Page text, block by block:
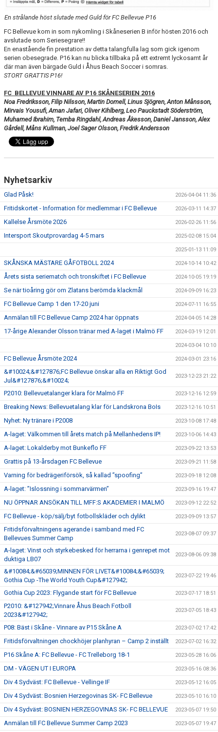
KLÄDBESTÄLLNING
SPONSORER
KLUBBMAGASIN
PROVTRÄNING
SKADEBEHANDLING
VÄRDEGRUND
SUPPORTERPRYLAR
DOMARE
GYMKORT NORDIC WELLNESS
FYSTRÄNING
POLICY SOCIALA MEDIER
FRITIDSKORTET 2026
En strålande höst slutade med Guld för FC Bellevue P16
FC Bellevue kom in som nykomling i Skåneserien B inför hösten 2016 och
avslutade som Seriesegrare!!
En enastående fin prestation av detta talangfulla lag som gick igenom
serien obesegrade. P16 kan nu blicka tillbaka på ett extremt lyckosamt år
där man även bärgade Guld i Åhus Beach Soccer i somras.
STORT GRATTIS P16!
FC BELLEVUE VINNARE AV P16 SKÅNESERIEN 2016
Noa Fredriksson, Filip Nilsson, Martin Domell, Linus Sjögren, Anton Månsson,
Mirvais Yousufi, Aman Jafari, Oliver Kihlberg, Leo Pauckstadt Söderström,
Muhamed Ibrahim, Temba Ringdahl, Andreas Åkesson, Daniel Jansson, Alex
Gårdell, Måns Kullman, Joel Sager Olsson, Fredrik Andersson
Nyhetsarkiv
Glad Påsk! 2026-04-04 11:36
Fritidskortet - Information för medlemmar i FC Bellevue 2026-03-11 14:37
Kallelse Årsmöte 2026 2026-02-26 11:56
Intersport Skoutprovardag 4-5 mars 2025-02-08 15:04
2025-01-13 11:09
SKÅNSKA MÄSTARE GÅFOTBOLL 2024 2024-10-14 10:42
Årets sista seriematch och tronskiftet i FC Bellevue 2024-10-05 19:19
Se när tioåring gör om Zlatans berömda klackmål 2024-09-09 16:23
FC Bellevue Camp 1 den 17-20 juni 2024-07-11 16:55
Anmälan till FC Bellevue Camp 2024 har öppnats 2024-04-05 14:28
17-årige Alexander Olsson tränar med A-laget i Malmö FF 2024-03-19 12:01
2024-03-04 10:10
FC Bellevue Årsmöte 2024 2024-03-01 23:16
&#10024;&#127876;FC Bellevue önskar alla en Riktigt God
Jul&#127876;&#10024;
2023-12-23 21:22
P2010: Bellevuetalanger klara för Malmö FF 2023-12-16 12:59
Breaking News: Bellevuetalang klar för Landskrona BoIs 2023-12-16 10:51
Nyhet: Ny tränare i P2008 2023-10-08 17:48
A-laget: Välkommen till årets match på Mellanhedens IP! 2023-10-06 14:43
A-laget: Lokalderby mot Bunkeflo FF 2023-09-22 13:53
Grattis på 13-årsdagen FC Bellevue 2023-09-21 11:58
Varning för bedrägeriförsök, så kallad ”spoofing” 2023-09-18 12:08
A-laget: ”Islossning i sommarvärmen” 2023-09-16 19:47
NU ÖPPNAR ANSÖKAN TILL MFF:S AKADEMIER I MALMÖ 2023-09-12 22:52
FC Bellevue - köp/sälj/byt fotbollskläder och dylikt 2023-09-09 13:57
Fritidsförvaltningens agerande i samband med FC
Bellevues Summer Camp
2023-08-07 09:37
A-laget: Vinst och styrkebesked för herrarna i genrepet mot
duktiga LB07
2023-08-06 09:38
&#10084;&#65039;MINNEN FÖR LIVET&#10084;&#65039;
Gothia Cup -The World Youth Cup&#127942;
2023-07-22 19:46
Gothia Cup 2023: Flygande start för FC Bellevue 2023-07-17 18:51
P2010: &#127942;Vinnare Åhus Beach Fotboll
2023&#127942;
2023-07-05 18:43
P08: Bäst i Skåne - Vinnare av P15 Skåne A 2023-07-02 17:42
Fritidsförvaltningen chockhöjer planhyran – Camp 2 inställt 2023-07-02 16:32
P16 Skåne A: FC Bellevue - FC Trelleborg 18-1 2023-05-28 16:06
DM - VÄGEN UT I EUROPA 2023-05-16 08:36
Div 4 Sydväst: FC Bellevue - Vellinge IF 2023-05-12 16:05
Div 4 Sydväst: Bosnien Herzegovinas SK- FC Bellevue 2023-05-10 16:10
Div 4 Sydväst: BOSNIEN HERZEGOVINAS SK- FC BELLEVUE 2023-05-07 19:50
Anmälan till FC Bellevue Summer Camp 2023 2023-05-07 19:47